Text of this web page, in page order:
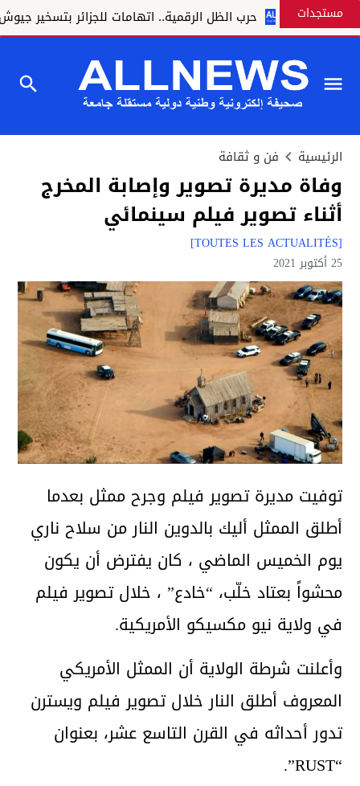
مستجدات حرب الظل الرقمية.. اتهامات للجزائر بتسخير جيوش
الرئيسية فن و ثقافة
وفاة مديرة تصوير وإصابة المخرج
أثناء تصوير فيلم سينمائي
[TOUTES LES ACTUALITÉS]
25 أكتوبر 2021
توفيت مديرة تصوير فيلم وجرح ممثل بعدما
أطلق الممثل أليك بالدوين النار من سلاح ناري
يوم الخميس الماضي ، كان يفترض أن يكون
محشواً بعتاد خلّب، “خادع” ، خلال تصوير فيلم
في ولاية نيو مكسيكو الأمريكية.
وأعلنت شرطة الولاية أن الممثل الأمريكي
المعروف أطلق النار خلال تصوير فيلم ويسترن
تدور أحداثه في القرن التاسع عشر، بعنوان
“RUST”.